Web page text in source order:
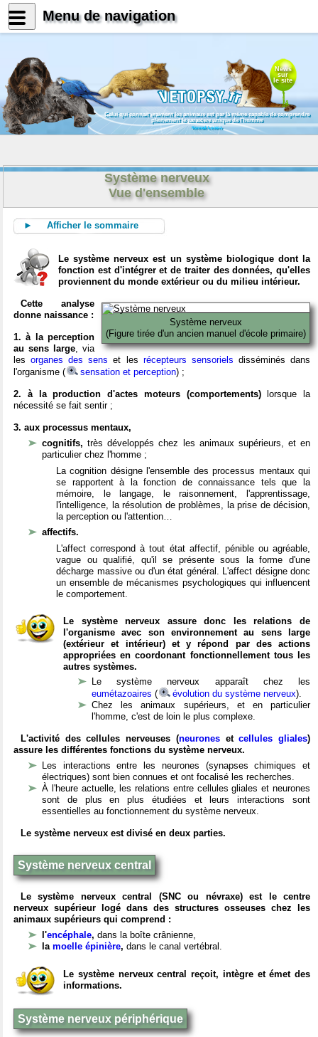
News
sur
le site
Celui qui connait vraiment les animaux est par là même capable de comprendre
pleinement le caractère unique de l'homme
Konrad Lorenz
Système nerveux
Vue d'ensemble
► Afficher le sommaire
Le système nerveux est un système biologique dont la
fonction est d'intégrer et de traiter des données, qu'elles
proviennent du monde extérieur ou du milieu intérieur.
Système nerveux
(Figure tirée d'un ancien manuel d'école primaire)
Cette analyse
donne naissance :
1. à la perception
au sens large, via
lesorganes des sens et les récepteurs sensoriels disséminés dans
l'organisme (
sensation et perception) ;
2. à la production d'actes moteurs (comportements)lorsque la
nécessité se fait sentir ;
3. aux processus mentaux,
cognitifs,très développés chez les animaux supérieurs, et en
particulier chez l'homme ;
La cognition désigne l'ensemble des processus mentaux qui
se rapportent à la fonction de connaissance tels que la
mémoire, le langage, le raisonnement, l'apprentissage,
l'intelligence, la résolution de problèmes, la prise de décision,
la perception ou l'attention…
affectifs.
L'affect correspond à tout état affectif, pénible ou agréable,
vague ou qualifié, qu'il se présente sous la forme d'une
décharge massive ou d'un état général. L'affect désigne donc
un ensemble de mécanismes psychologiques qui influencent
le comportement.
Le système nerveux assure donc les relations de
l'organisme avec son environnement au sens large
(extérieur et intérieur) et y répond par des actions
appropriées en coordonant fonctionnellement tous les
autres systèmes.
Le système nerveux apparaît chez les
eumétazoaires ( évolution du système nerveux).
Chez les animaux supérieurs, et en particulier
l'homme, c'est de loin le plus complexe.
L'activité des cellules nerveuses (neuronesetcellules gliales)
assure les différentes fonctions du système nerveux.
Les interactions entre les neurones (synapses chimiques et
électriques) sont bien connues et ont focalisé les recherches.
À l'heure actuelle, les relations entre cellules gliales et neurones
sont de plus en plus étudiées et leurs interactions sont
essentielles au fonctionnement du système nerveux.
Le système nerveux est divisé en deux parties.
Système nerveux central
Le système nerveux central (SNC ou névraxe) est le centre
nerveux supérieur logé dans des structures osseuses chez les
animaux supérieurs qui comprend :
l'encéphale, dans la boîte crânienne,
la moelle épinière, dans le canal vertébral.
Le système nerveux central reçoit, intègre et émet des
informations.
Système nerveux périphérique
Menu de navigation